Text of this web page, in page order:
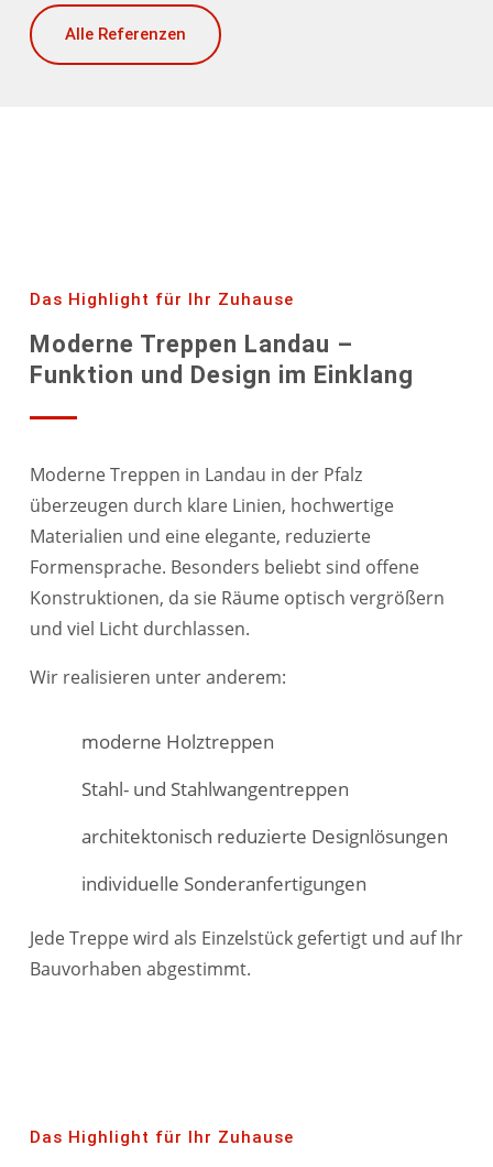
Alle Referenzen
Das Highlight für Ihr Zuhause
Moderne Treppen Landau –
Funktion und Design im Einklang
Moderne Treppen in Landau in der Pfalz
überzeugen durch klare Linien, hochwertige
Materialien und eine elegante, reduzierte
Formensprache. Besonders beliebt sind offene
Konstruktionen, da sie Räume optisch vergrößern
und viel Licht durchlassen.
Wir realisieren unter anderem:
moderne Holztreppen
Stahl- und Stahlwangentreppen
architektonisch reduzierte Designlösungen
individuelle Sonderanfertigungen
Jede Treppe wird als Einzelstück gefertigt und auf Ihr
Bauvorhaben abgestimmt.
Das Highlight für Ihr Zuhause